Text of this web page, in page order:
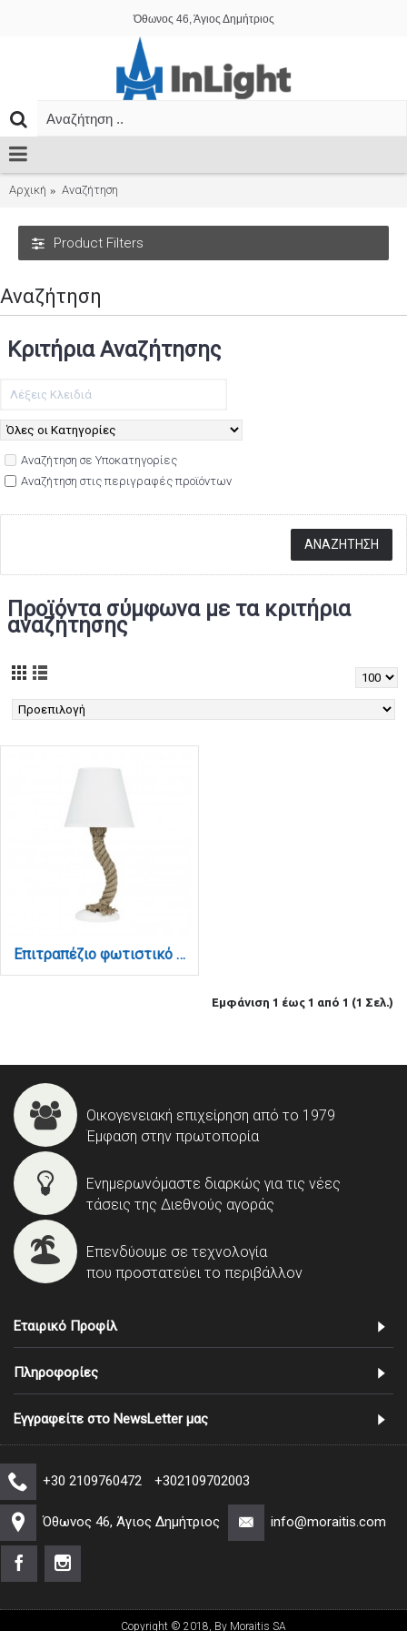
Όθωνος 46, Άγιος Δημήτριος
Αρχική Αναζήτηση
Product Filters
Αναζήτηση
Κριτήρια Αναζήτησης
Αναζήτηση σε Υποκατηγορίες
Αναζήτηση στις περιγραφές προϊόντων
Προϊόντα σύμφωνα με τα κριτήρια
αναζήτησης
Επιτραπέζιο φωτιστικό από καφέ σχοινί και υφασμάτινο καπέλο 1XE27 D:50cm (3433-WH)
Εμφάνιση 1 έως 1 από 1 (1 Σελ.)
Οικογενειακή επιχείρηση από το 1979
Έμφαση στην πρωτοπορία
Ενημερωνόμαστε διαρκώς για τις νέες
τάσεις της Διεθνούς αγοράς
Επενδύουμε σε τεχνολογία
που προστατεύει το περιβάλλον
Εταιρικό Προφίλ
Πληροφορίες
Εγγραφείτε στο NewsLetter μας
+30 2109760472 +302109702003
Όθωνος 46, Άγιος Δημήτριος info@moraitis.com
Copyright © 2018, By Moraitis SA